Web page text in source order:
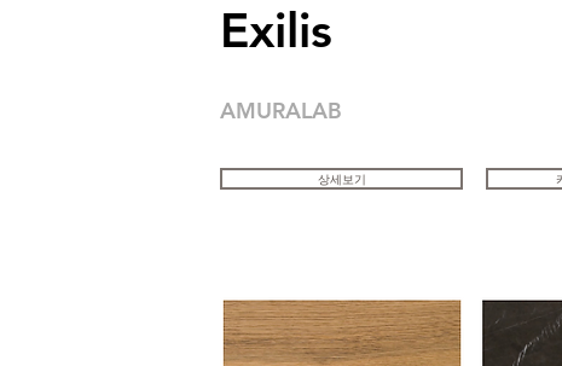
Exilis
AMURALAB
상세보기